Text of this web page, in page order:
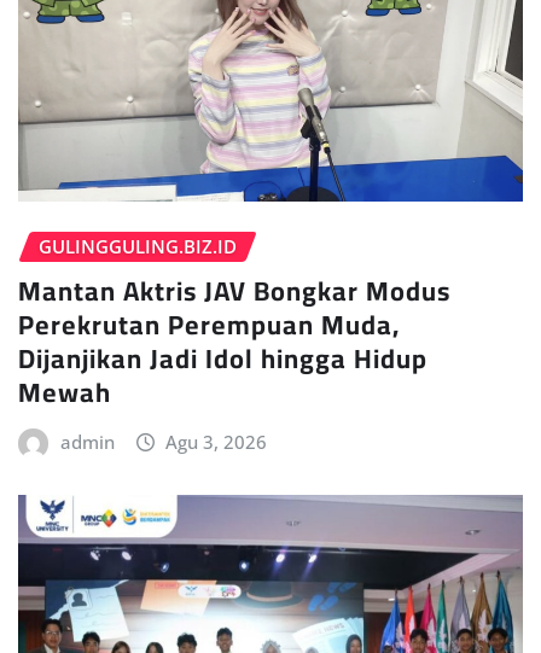
GULINGGULING.BIZ.ID
Mantan Aktris JAV Bongkar Modus
Perekrutan Perempuan Muda,
Dijanjikan Jadi Idol hingga Hidup
Mewah
admin Agu 3, 2026